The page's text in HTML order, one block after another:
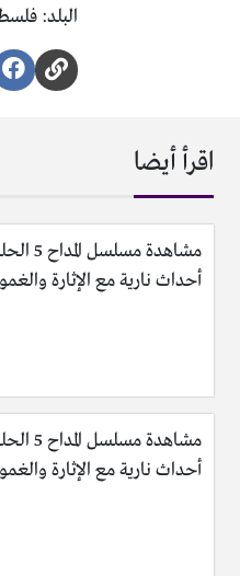
البلد:
اقرأ أيضا
أحداث نارية مع الإثارة
أحداث نارية مع الإثارة